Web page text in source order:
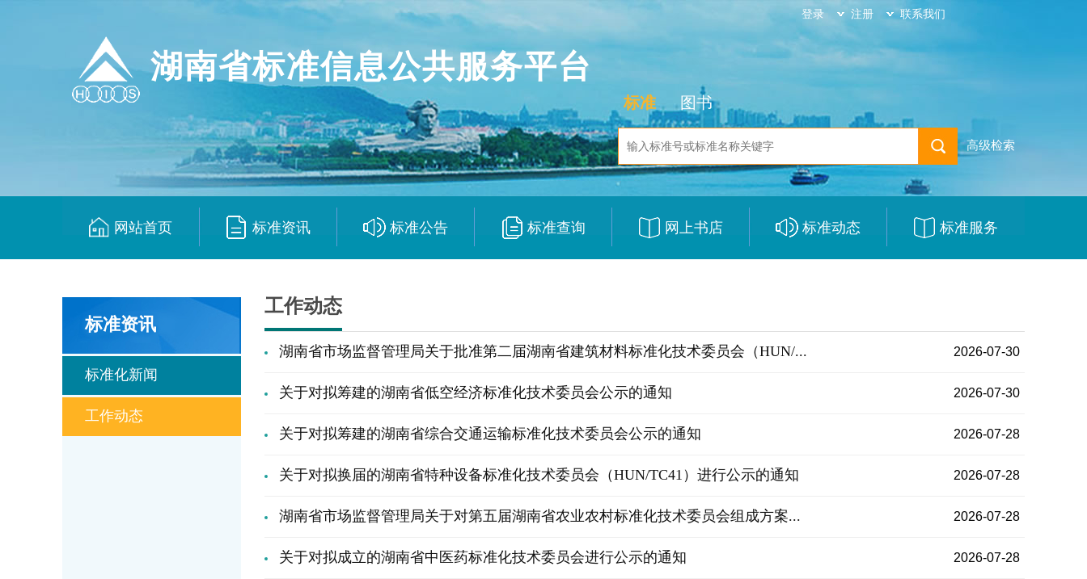
登录 注册 联系我们
湖南省标准信息公共服务平台
标准 图书
高级检索
网站首页 标准资讯 标准公告 标准查询 网上书店 标准动态 标准服务
标准资讯
标准化新闻
工作动态
工作动态
湖南省市场监督管理局关于批准第二届湖南省建筑材料标准化技术委员会（HUN/... 2026-07-30
关于对拟筹建的湖南省低空经济标准化技术委员会公示的通知 2026-07-30
关于对拟筹建的湖南省综合交通运输标准化技术委员会公示的通知 2026-07-28
关于对拟换届的湖南省特种设备标准化技术委员会（HUN/TC41）进行公示的通知 2026-07-28
湖南省市场监督管理局关于对第五届湖南省农业农村标准化技术委员会组成方案... 2026-07-28
关于对拟成立的湖南省中医药标准化技术委员会进行公示的通知 2026-07-28